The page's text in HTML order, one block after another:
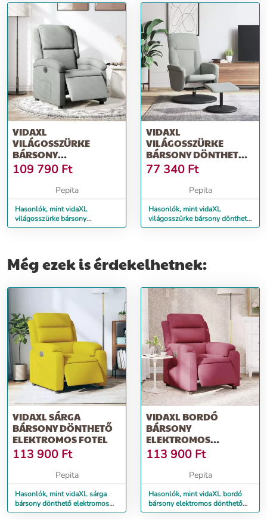
VIDAXL
VILÁGOSSZÜRKE
BÁRSONY
ELEKTROMOS
DÖNTHETŐ FOTEL
109 790 Ft
Pepita
Hasonlók, mint vidaXL
világosszürke bársony
elektromos dönthető fotel
VIDAXL
VILÁGOSSZÜRKE
BÁRSONY DÖNTHETŐ
FOTEL LÁBTARTÓVAL
77 340 Ft
Pepita
Hasonlók, mint vidaXL
világosszürke bársony dönthető
fotel lábtartóval
Még ezek is érdekelhetnek:
VIDAXL SÁRGA
BÁRSONY DÖNTHETŐ
ELEKTROMOS FOTEL
113 900 Ft
Pepita
Hasonlók, mint vidaXL sárga
bársony dönthető elektromos
fotel
VIDAXL BORDÓ
BÁRSONY
ELEKTROMOS
DÖNTHETŐ FOTEL
113 900 Ft
Pepita
Hasonlók, mint vidaXL bordó
bársony elektromos dönthető
fotel